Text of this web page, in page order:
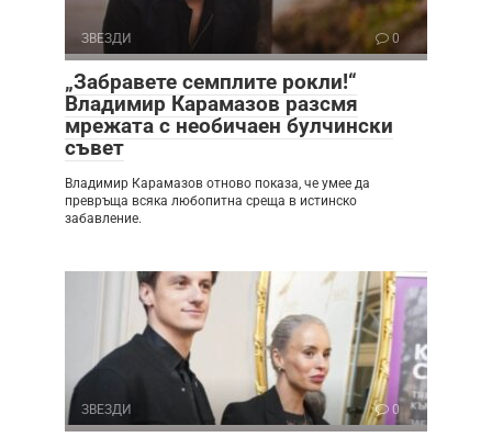
ЗВЕЗДИ 0
„Забравете семплите рокли!“
Владимир Карамазов разсмя
мрежата с необичаен булчински
съвет
Владимир Карамазов отново показа, че умее да
превръща всяка любопитна среща в истинско
забавление.
ЗВЕЗДИ 0